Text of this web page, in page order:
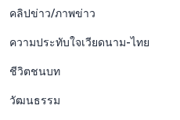
คลิปข่าว/ภาพข่าว
ความประทับใจเวียดนาม-ไทย
ชีวิตชนบท
วัฒนธรรม